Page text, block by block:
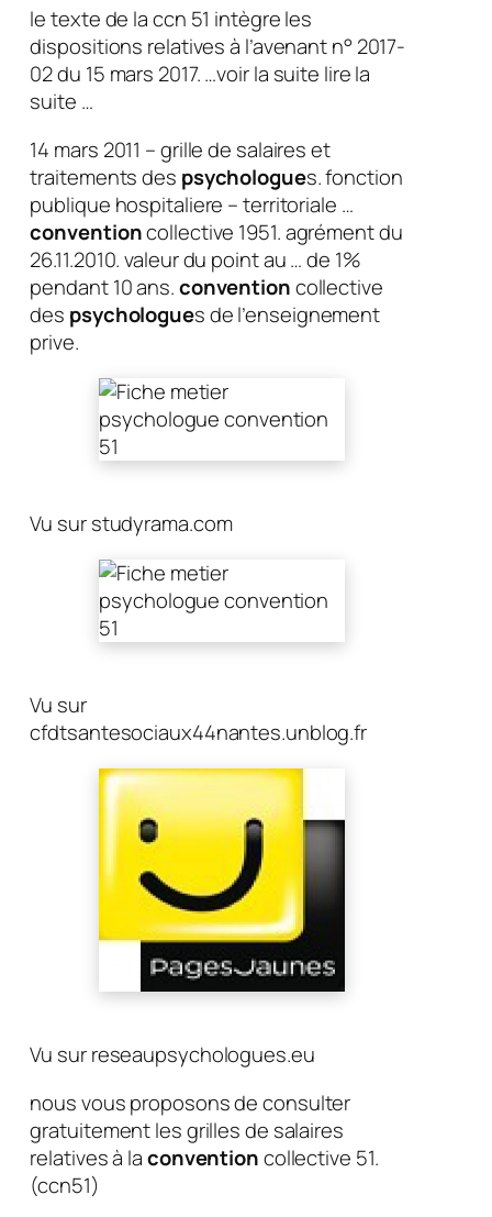
le texte de la ccn 51 intègre les
dispositions relatives à l’avenant n° 2017-
02 du 15 mars 2017. …voir la suite lire la
suite …
14 mars 2011 – grille de salaires et
traitements des psychologues. fonction
publique hospitaliere – territoriale …
conventioncollective 1951. agrément du
26.11.2010. valeur du point au … de 1%
pendant 10 ans.conventioncollective
des psychologues de l’enseignement
prive.
Vu sur studyrama.com
Vu sur
cfdtsantesociaux44nantes.unblog.fr
Vu sur reseaupsychologues.eu
nous vous proposons de consulter
gratuitement les grilles de salaires
relatives à laconventioncollective 51.
(ccn51)